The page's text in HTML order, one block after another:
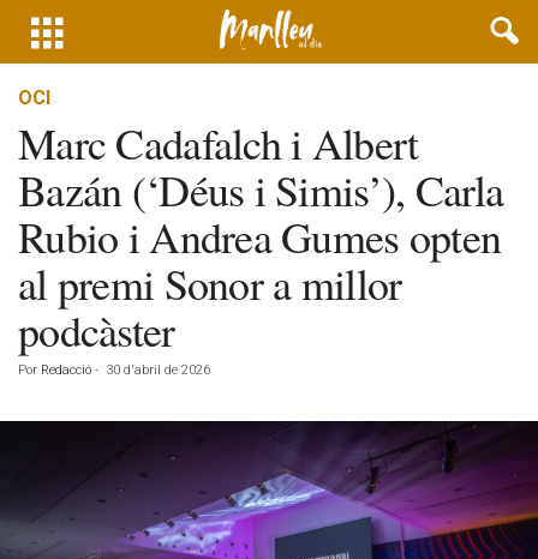
OCI
Marc Cadafalch i Albert
Bazán (‘Déus i Simis’), Carla
Rubio i Andrea Gumes opten
al premi Sonor a millor
podcàster
Por Redacció - 30 d'abril de 2026